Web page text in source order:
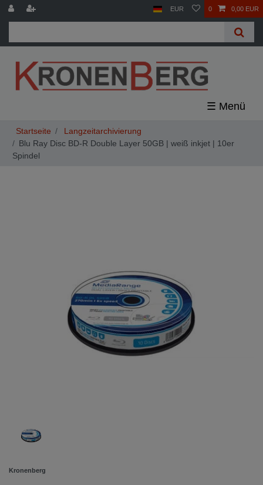
EUR 0 0,00 EUR
☰
Langzeitarchivierung
Blu Ray Disc BD-R Double Layer 50GB | weiß inkjet | 10er
Spindel
Kronenberg